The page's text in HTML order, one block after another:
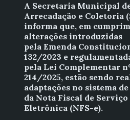
A Secretaria Municipal
Arrecadação e Coletoria
informa que, em
alterações introduzidas
pela Emenda
132/2023 e
pela Lei Complementar
214/2025, estão sendo
adaptações no sistema
da Nota Fiscal de Serviço
Eletrônica (NFS-e).